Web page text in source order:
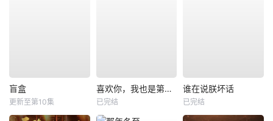
盲盒
更新至第10集
喜欢你，我也是第一部
已完结
谁在说朕坏话
已完结